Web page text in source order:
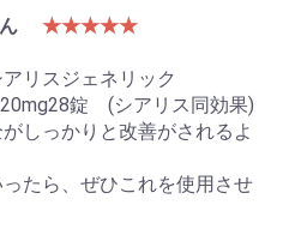
カートへ進む
★★★★★
リスジェネリック
錠 (シアリス同効果)
しっかりと改善がされるよ
たら、ぜひこれを使用させ